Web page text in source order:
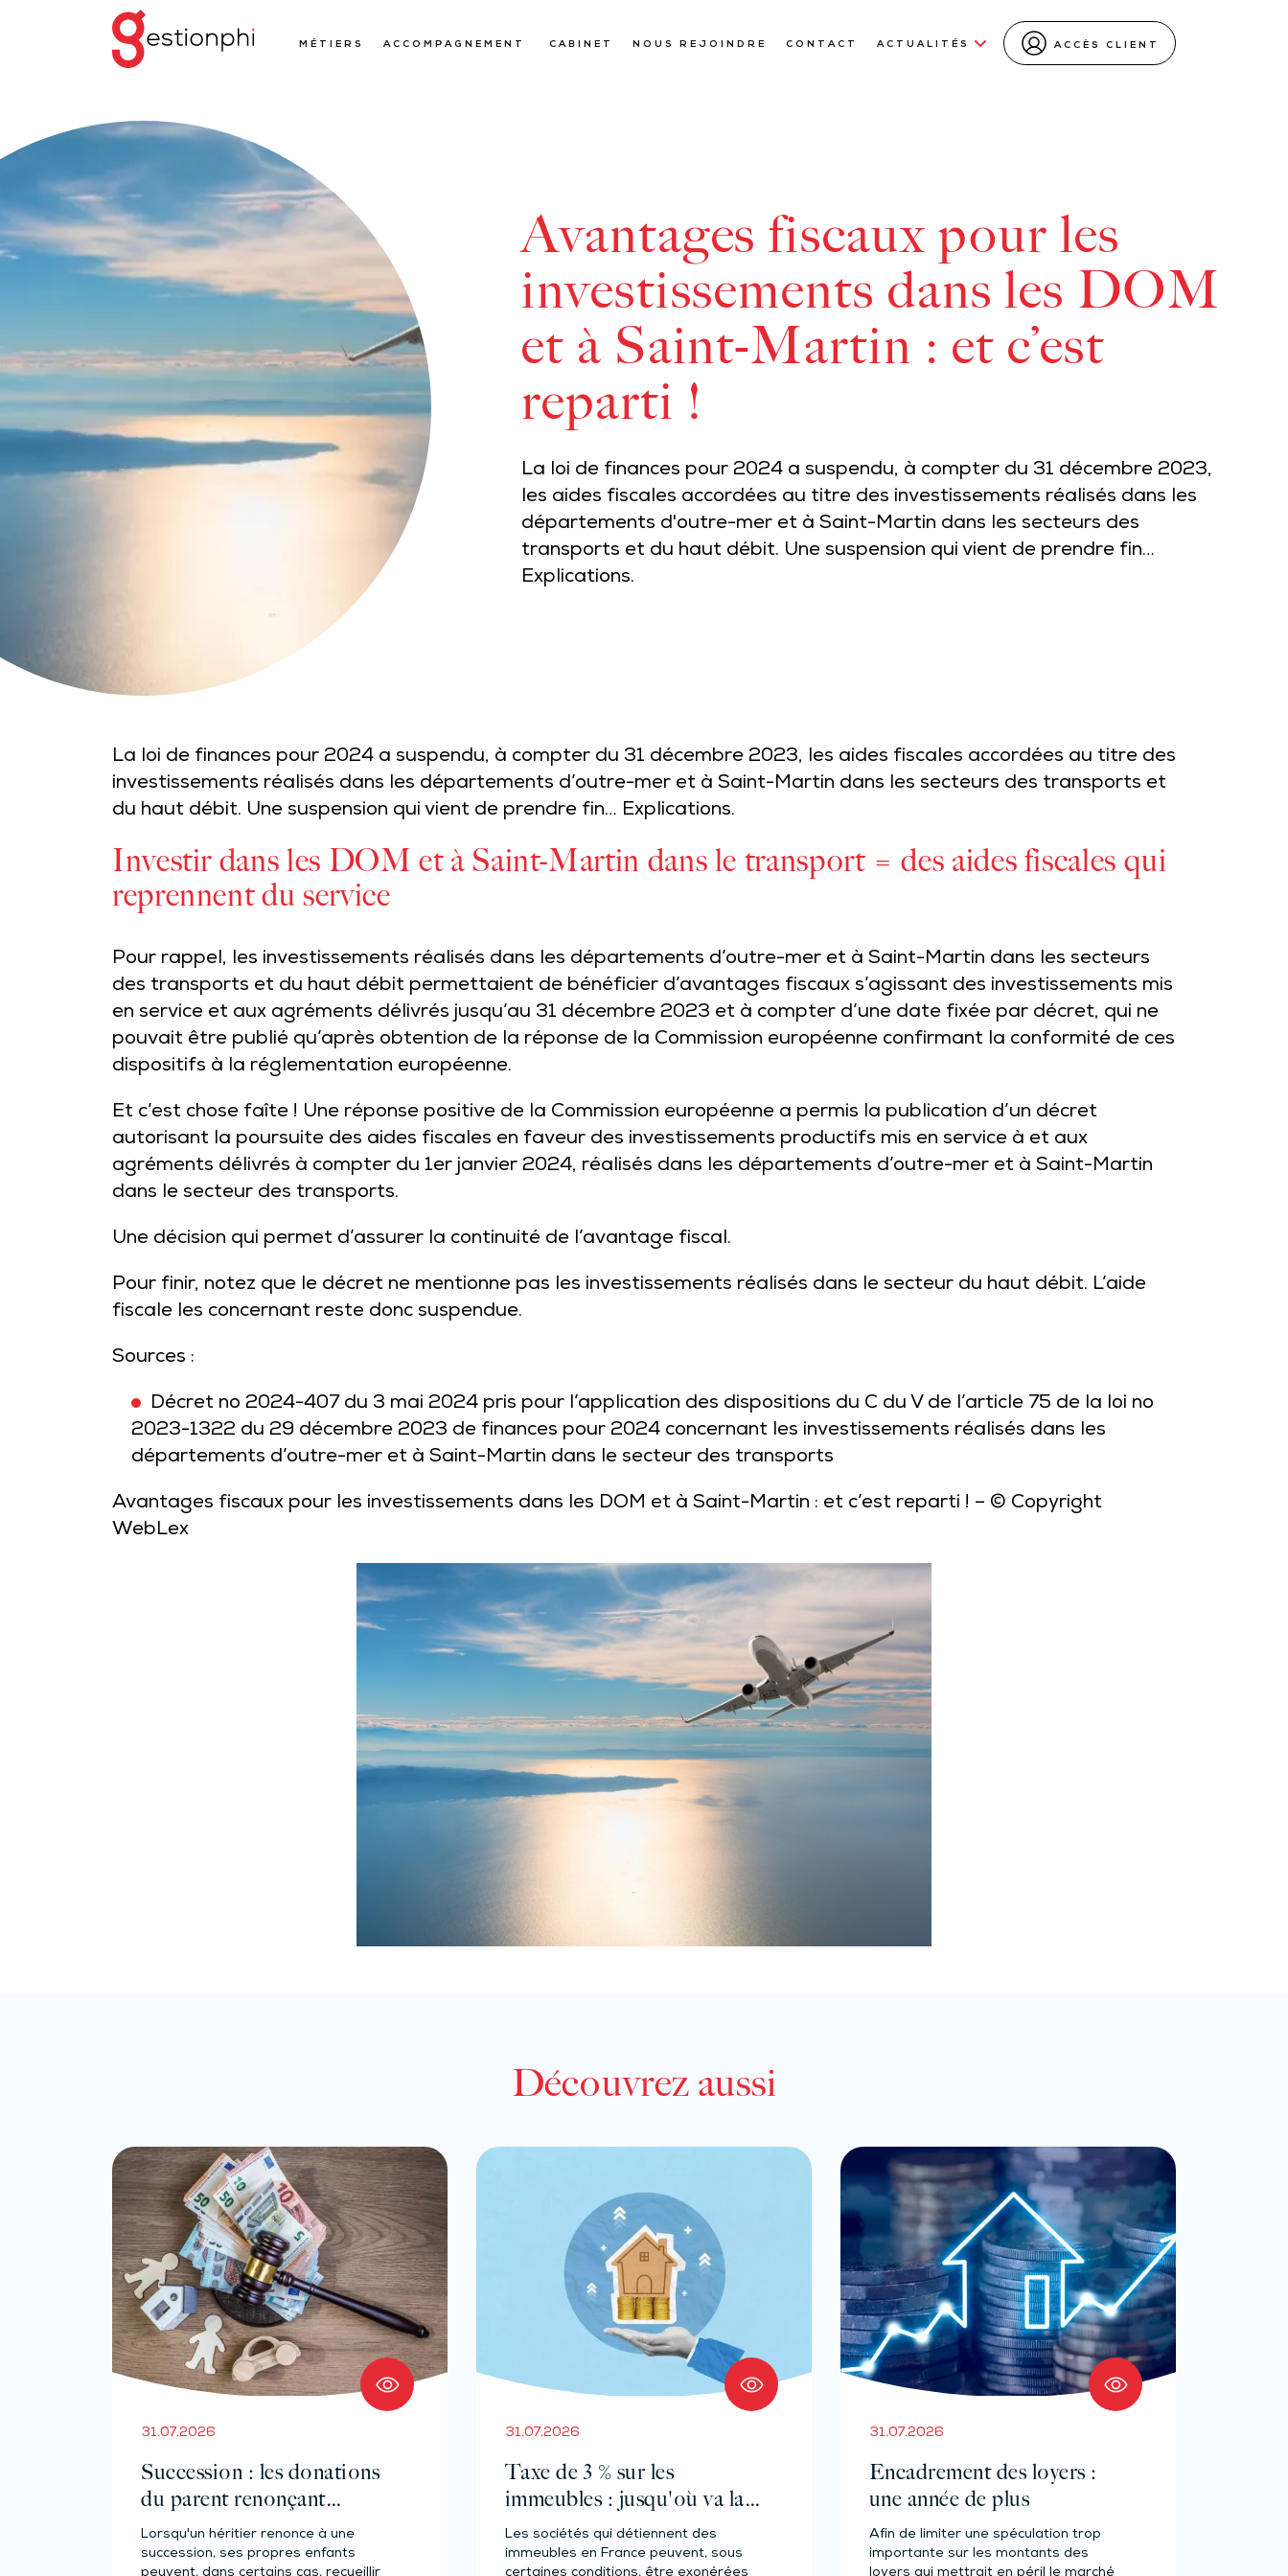
MÉTIERS ACCOMPAGNEMENT CABINET NOUS REJOINDRE CONTACT ACTUALITÉS ACCÈS CLIENT
Avantages fiscaux pour les
investissements dans les DOM
et à Saint-Martin : et c’est
reparti !
La loi de finances pour 2024 a suspendu, à compter du 31 décembre 2023,
les aides fiscales accordées au titre des investissements réalisés dans les
départements d'outre-mer et à Saint-Martin dans les secteurs des
transports et du haut débit. Une suspension qui vient de prendre fin…
Explications.
La loi de finances pour 2024 a suspendu, à compter du 31 décembre 2023, les aides fiscales accordées au titre des
investissements réalisés dans les départements d’outre-mer et à Saint-Martin dans les secteurs des transports et
du haut débit. Une suspension qui vient de prendre fin… Explications.
Investir dans les DOM et à Saint-Martin dans le transport = des aides fiscales qui
reprennent du service
Pour rappel, les investissements réalisés dans les départements d’outre-mer et à Saint-Martin dans les secteurs
des transports et du haut débit permettaient de bénéficier d’avantages fiscaux s’agissant des investissements mis
en service et aux agréments délivrés jusqu’au 31 décembre 2023 et à compter d’une date fixée par décret, qui ne
pouvait être publié qu’après obtention de la réponse de la Commission européenne confirmant la conformité de ces
dispositifs à la réglementation européenne.
Et c’est chose faîte ! Une réponse positive de la Commission européenne a permis la publication d’un décret
autorisant la poursuite des aides fiscales en faveur des investissements productifs mis en service à et aux
agréments délivrés à compter du 1er janvier 2024, réalisés dans les départements d’outre-mer et à Saint-Martin
dans le secteur des transports.
Une décision qui permet d’assurer la continuité de l’avantage fiscal.
Pour finir, notez que le décret ne mentionne pas les investissements réalisés dans le secteur du haut débit. L’aide
fiscale les concernant reste donc suspendue.
Sources :
Décret no 2024-407 du 3 mai 2024 pris pour l’application des dispositions du C du V de l’article 75 de la loi no
2023-1322 du 29 décembre 2023 de finances pour 2024 concernant les investissements réalisés dans les
départements d’outre-mer et à Saint-Martin dans le secteur des transports
Avantages fiscaux pour les investissements dans les DOM et à Saint-Martin : et c’est reparti ! – © Copyright
WebLex
Découvrez aussi
31.07.2026
Succession : les donations
du parent renonçant
comptent-elles ?
Lorsqu'un héritier renonce à une
succession, ses propres enfants
31.07.2026
Taxe de 3 % sur les
immeubles : jusqu'où va la
tolérance de
l'administration ?
Les sociétés qui détiennent des
immeubles en France peuvent, sous
31.07.2026
Encadrement des loyers :
une année de plus
Afin de limiter une spéculation trop
importante sur les montants des